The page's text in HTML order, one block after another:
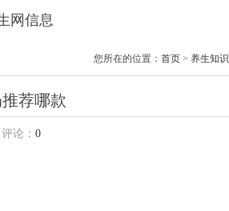
网信息
您所在的位置： 首页 > 养生知识
荐哪款​
论： 0